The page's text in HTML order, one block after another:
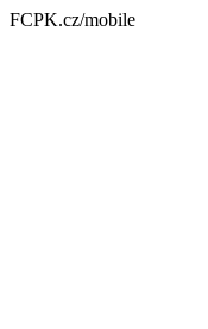
FCPK.cz/mobile